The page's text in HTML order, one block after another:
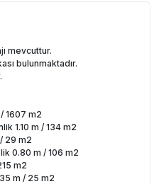
mevcuttur.
bulunmaktadır.
1607 m2
1.10 m / 134 m2
29 m2
0.80 m / 106 m2
m2
m / 25 m2